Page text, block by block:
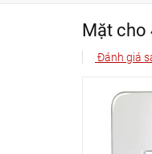
Mặt cho
Đánh giá